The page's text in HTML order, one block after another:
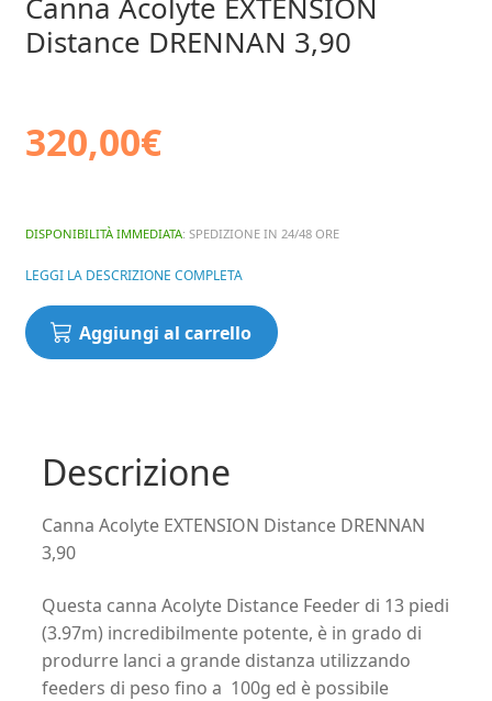
Canna Acolyte EXTENSION
Distance DRENNAN 3,90
320,00€
DISPONIBILITÀ IMMEDIATA: SPEDIZIONE IN 24/48 ORE
LEGGI LA DESCRIZIONE COMPLETA
Canna
Acolyte
3,90
quantità
Aggiungi al carrello
Descrizione
Canna Acolyte EXTENSION Distance DRENNAN
3,90
Questa canna Acolyte Distance Feeder di 13 piedi
(3.97m) incredibilmente potente, è in grado di
produrre lanci a grande distanza utilizzando
feeders di peso fino a 100g ed è possibile